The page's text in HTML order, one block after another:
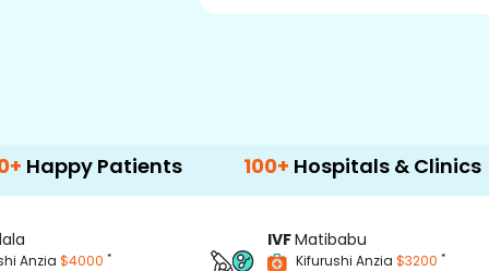
100+ Hospitals & Clinics 500+
Anzia $4000 *
IVFMatibabu
Kifurushi Anzia $3200 *